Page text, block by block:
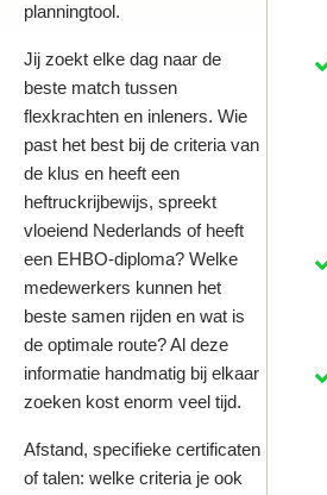
planningtool.
Jij zoekt elke dag naar de
beste match tussen
flexkrachten en inleners. Wie
past het best bij de criteria van
de klus en heeft een
heftruckrijbewijs, spreekt
vloeiend Nederlands of heeft
een EHBO-diploma? Welke
medewerkers kunnen het
beste samen rijden en wat is
de optimale route? Al deze
informatie handmatig bij elkaar
zoeken kost enorm veel tijd.
Afstand, specifieke certificaten
of talen: welke criteria je ook